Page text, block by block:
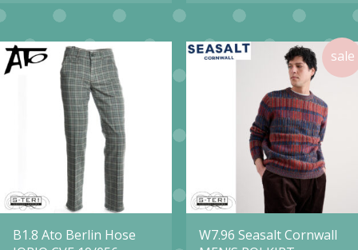
heeft
meerdere
variaties.
Deze
optie
kan
gekozen
worden
op
heeft
meerdere
variaties.
Deze
optie
kan
gekozen
worden
op
de
B1.8 Ato Berlin Hose
W7.96 Seasalt Cornwall